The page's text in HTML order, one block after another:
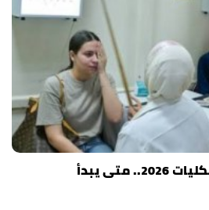
موعد الكشف الطبي للكليات 2026.. متى يبدأ